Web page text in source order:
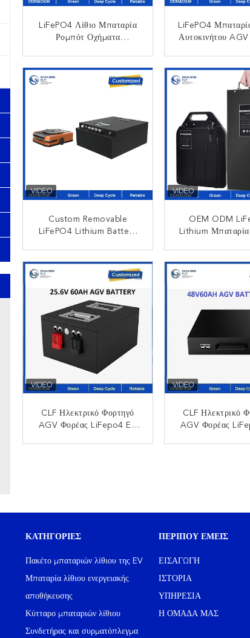
LiFePO4 Λίθιο Μπαταρία
Ρομπότ Οχήματα
ΕΠΙΚΟΙΝΩΝΉΣΤΕ
LiFePO4
Αυτοκινήτου
Μπαταρία Ιόντων
Custom Removable
LiFePO4 Lithium Battery
ΕΠΙΚΟΙΝΩΝΉΣΤΕ
OEM ODM
Lithium
48v 60v 72v
Scooter
Μπαταρία
CLF Ηλεκτρικό Φορτηγό
AGV Φορέας LiFepo4 EV
CLF Ηλεκτρικό
AGV Φορέας
24V 48V 60Ah
ΚΑΤΗΓΟΡΊΕΣ
Πακέτο μπαταριών λίθιου της EV
Μπαταρία λίθιου ενεργειακής
αποθήκευσης
Κύτταρο μπαταριών λίθιου
Συνδετήρας και συρματόπλεγμα
ΠΕΡΊΠΟΥ ΕΜΕΊΣ
ΕΙΣΑΓΩΓΉ
ΙΣΤΟΡΊΑ
ΥΠΗΡΕΣΊΑ
Η ΟΜΆΔΑ ΜΑΣ